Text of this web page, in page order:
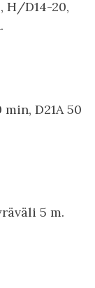
H/D14-20,
D21A 50
5 m.